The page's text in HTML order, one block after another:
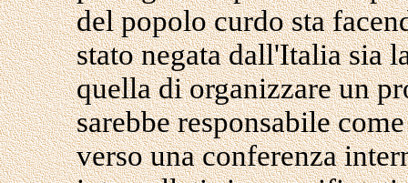
del popolo curdo sta
stato negata dall'Italia sia
quella di organizzare un
sarebbe responsabile
verso una conferenza